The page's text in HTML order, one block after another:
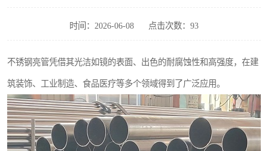
时间：2026-06-08 点击次数：93
不锈钢亮管凭借其光洁如镜的表面、出色的耐腐蚀性和高强度，在建
筑装饰、工业制造、食品医疗等多个领域得到了广泛应用。